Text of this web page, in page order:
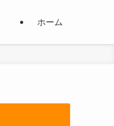
ホーム